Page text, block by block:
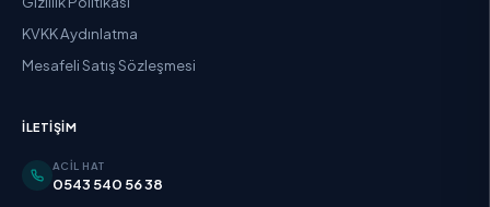
KVKK Aydınlatma
Mesafeli Satış Sözleşmesi
İLETIŞIM
ACIL HAT
0543 540 56 38